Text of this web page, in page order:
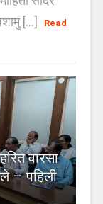
[...]
Read
वारसा
– पहिली